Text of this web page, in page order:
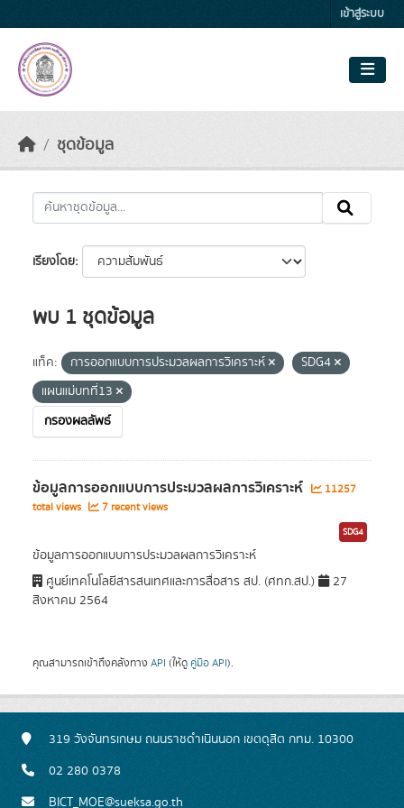
เข้าสู่ระบบ
ชุดข้อมูล
เรียงโดย
พบ 1 ชุดข้อมูล
แท็ค: การออกแบบการประมวลผลการวิเคราะห์
SDG4
แผนแม่บทที่13
กรองผลลัพธ์
ข้อมูลการออกแบบการประมวลผลการวิเคราะห์
11257
total views
7 recent views
SDG4
ข้อมูลการออกแบบการประมวลผลการวิเคราะห์
ศูนย์เทคโนโลยีสารสนเทศและการสื่อสาร สป. (ศทก.สป.)
27
สิงหาคม 2564
คุณสามารถเข้าถึงคลังทาง API (ให้ดู คู่มือ API).
319 วังจันทรเกษม ถนนราชดำเนินนอก เขตดุสิต กทม. 10300
02 280 0378
BICT_MOE@sueksa.go.th